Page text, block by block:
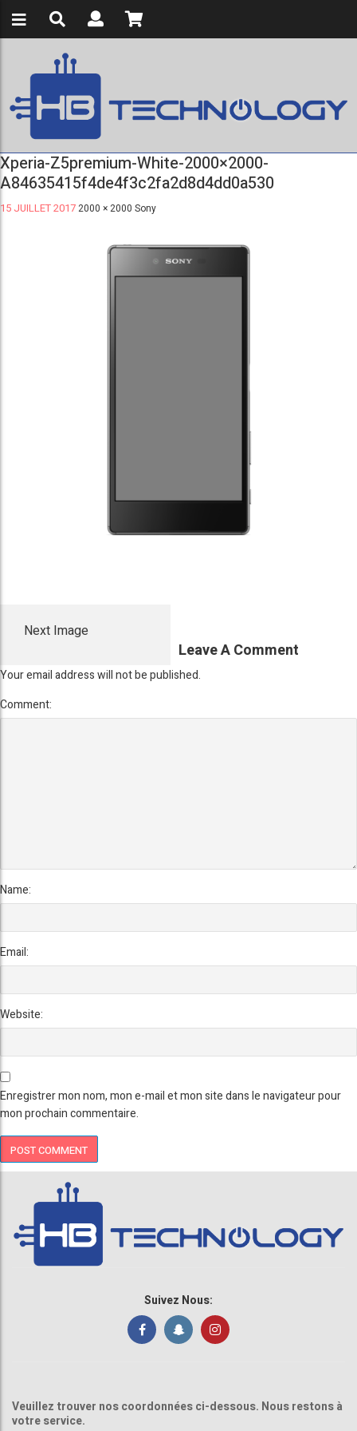
Xperia-Z5premium-White-2000×2000-
A84635415f4de4f3c2fa2d8d4dd0a530
15 JUILLET 20172000 × 2000 Sony
Next Image
Leave A Comment
Your email address will not be published.
Comment:
Name:
Email:
Website:
Enregistrer mon nom, mon e-mail et mon site dans le navigateur pour
mon prochain commentaire.
Suivez Nous:
Veuillez trouver nos coordonnées ci-dessous. Nous restons à
votre service.